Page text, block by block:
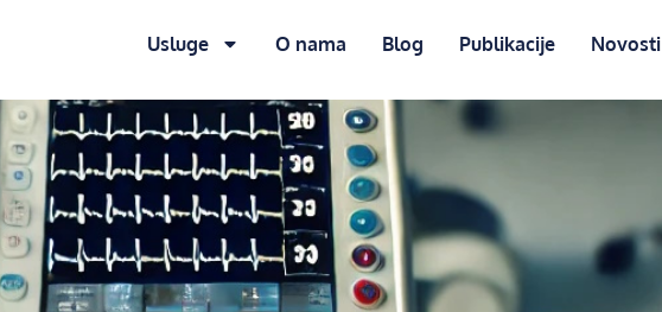
Usluge O nama Blog Publikacije Novosti